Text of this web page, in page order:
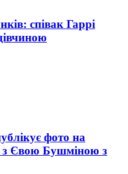
співак Гаррі
фото на
з Євою Бушміною з